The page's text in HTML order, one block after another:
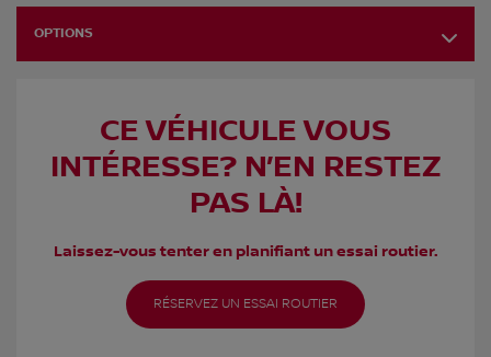
OPTIONS
CE VÉHICULE VOUS
INTÉRESSE? N’EN RESTEZ
PAS LÀ!
Laissez-vous tenter en planifiant un essai routier.
RÉSERVEZ UN ESSAI ROUTIER